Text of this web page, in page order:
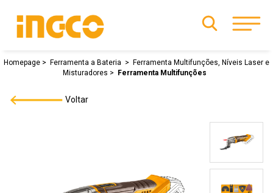
Homepage Ferramenta a Bateria
Ferramenta Multifunções, Níveis Laser e
Misturadores
Ferramenta Multifunções
Voltar